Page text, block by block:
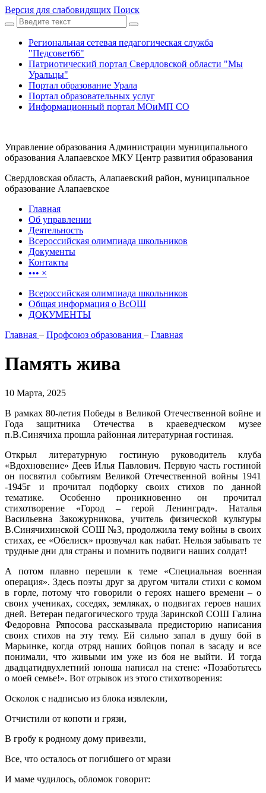
Версия для слабовидящих Поиск
Региональная сетевая педагогическая служба
"Педсовет66"
Патриотический портал Свердловской области "Мы
Уральцы"
Портал образование Урала
Портал образовательных услуг
Информационный портал МОиМП СО
Управление образования Администрации муниципального
образования Алапаевское МКУ Центр развития образования
Свердловская область, Алапаевский район, муниципальное
образование Алапаевское
Главная
Об управлении
Деятельность
Всероссийская олимпиада школьников
Документы
Контакты
••• ×
Всероссийская олимпиада школьников
Общая информация о ВсОШ
ДОКУМЕНТЫ
Главная – Профсоюз образования – Главная
Память жива
10 Марта, 2025
В рамках 80-летия Победы в Великой Отечественной войне и
Года защитника Отечества в краеведческом музее
п.В.Синячиха прошла районная литературная гостиная.
Открыл литературную гостиную руководитель клуба
«Вдохновение» Деев Илья Павлович. Первую часть гостиной
он посвятил событиям Великой Отечественной войны 1941
-1945г и прочитал подборку своих стихов по данной
тематике. Особенно проникновенно он прочитал
стихотворение «Город – герой Ленинград». Наталья
Васильевна Закожурникова, учитель физической культуры
В.Синячихинской СОШ №3, продолжила тему войны в своих
стихах, ее «Обелиск» прозвучал как набат. Нельзя забывать те
трудные дни для страны и помнить подвиги наших солдат!
А потом плавно перешли к теме «Специальная военная
операция». Здесь поэты друг за другом читали стихи с комом
в горле, потому что говорили о героях нашего времени – о
своих учениках, соседях, земляках, о подвигах героев наших
дней. Ветеран педагогического труда Заринской СОШ Галина
Федоровна Ряпосова рассказывала предисторию написания
своих стихов на эту тему. Ей сильно запал в душу бой в
Марьинке, когда отряд наших бойцов попал в засаду и все
понимали, что живыми им уже из боя не выйти. И тогда
двадцатидвухлетний юноша написал на стене: «Позаботьтесь
о моей семье!». Вот отрывок из этого стихотворения:
Осколок с надписью из блока извлекли,
Отчистили от копоти и грязи,
В гробу к родному дому привезли,
Все, что осталось от погибшего от мрази
И маме чудилось, обломок говорит: